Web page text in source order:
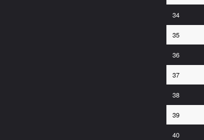
34
35
36
37
38
39
40